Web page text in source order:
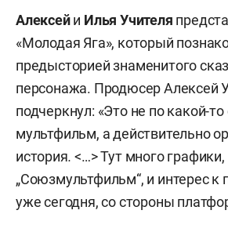
Алексейи Илья Учителя
«Молодая Яга», который
предысторией знаменитого
персонажа. Продюсер Алексей
подчеркнул: «Это не по какой-то
мультфильм, а действительно
история.<…> Тут много
„Союзмультфильм“, и интерес к
уже сегодня, со стороны